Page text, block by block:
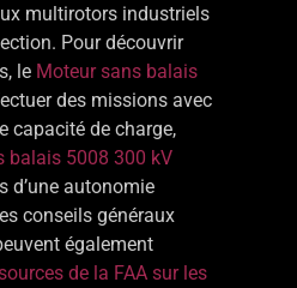
multirotors industriels
Pour découvrir
le Moteur sans balais
des missions avec
capacité de charge,
balais 5008 300 kV
d’une autonomie
conseils généraux
également
de la FAA sur les